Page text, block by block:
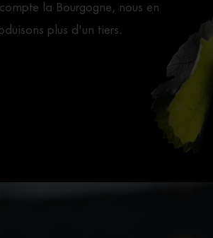
la Bourgogne, nous en
plus d'un tiers.